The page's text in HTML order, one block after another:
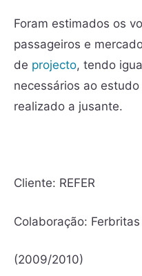
Foram estimados os
passageiros e
de projecto, tendo
necessários ao
realizado a jusante.
Cliente: REFER
Colaboração: Ferbritas
(2009/2010)